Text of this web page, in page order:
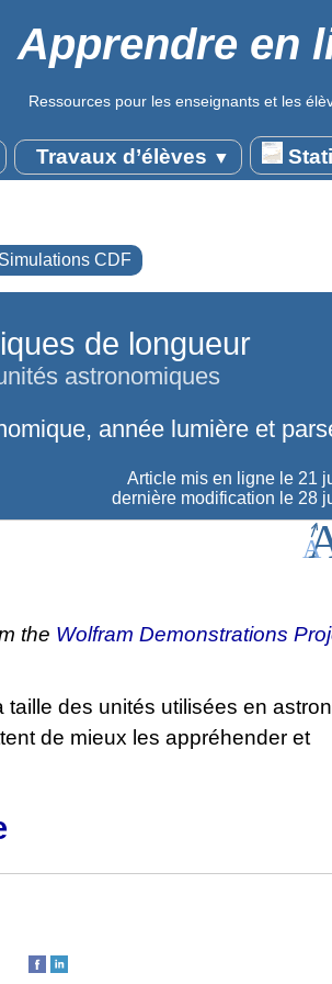
Apprendre en
Ressources pour les enseignants et les
Travaux d’élèves ▼
Simulations CDF
de longueur
astronomiques
année lumière et
Article mis en ligne le 21
dernière modification le 28
the Wolfram Demonstrations
taille des unités utilisées en
de mieux les appréhender et